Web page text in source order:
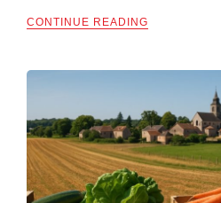
CONTINUE READING